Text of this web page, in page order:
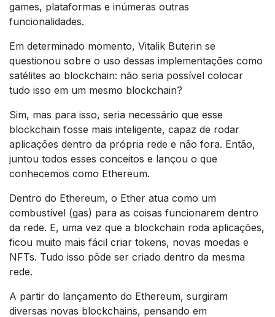
games, plataformas e inúmeras outras
funcionalidades.
Em determinado momento, Vitalik Buterin se
questionou sobre o uso dessas implementações como
satélites ao blockchain: não seria possível colocar
tudo isso em um mesmo blockchain?
Sim, mas para isso, seria necessário que esse
blockchain fosse mais inteligente, capaz de rodar
aplicações dentro da própria rede e não fora. Então,
juntou todos esses conceitos e lançou o que
conhecemos como Ethereum.
Dentro do Ethereum, o Ether atua como um
combustível (gas) para as coisas funcionarem dentro
da rede. E, uma vez que a blockchain roda aplicações,
ficou muito mais fácil criar tokens, novas moedas e
NFTs. Tudo isso pôde ser criado dentro da mesma
rede.
A partir do lançamento do Ethereum, surgiram
diversas novas blockchains, pensando em